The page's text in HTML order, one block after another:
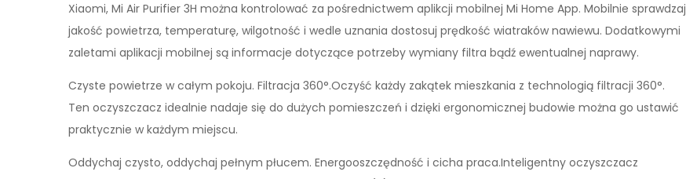
Xiaomi, Mi Air Purifier 3H można kontrolować za pośrednictwem aplikcji mobilnej Mi Home App. Mobilnie sprawdzaj
jakość powietrza, temperaturę, wilgotność i wedle uznania dostosuj prędkość wiatraków nawiewu. Dodatkowymi
zaletami aplikacji mobilnej są informacje dotyczące potrzeby wymiany filtra bądź ewentualnej naprawy.
Czyste powietrze w całym pokoju. Filtracja 360°.Oczyść każdy zakątek mieszkania z technologią filtracji 360°.
Ten oczyszczacz idealnie nadaje się do dużych pomieszczeń i dzięki ergonomicznej budowie można go ustawić
praktycznie w każdym miejscu.
Oddychaj czysto, oddychaj pełnym płucem. Energooszczędność i cicha praca.Inteligentny oczyszczacz